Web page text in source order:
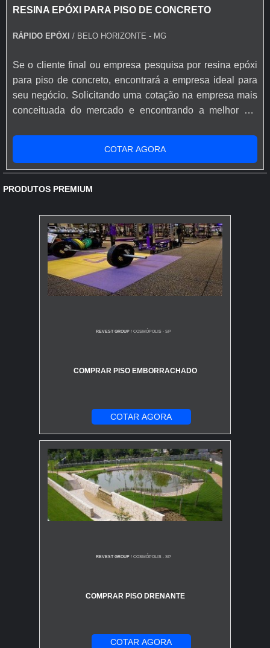
RESINA EPÓXI PARA PISO DE CONCRETO
RÁPIDO EPÓXI / BELO HORIZONTE - MG
Se o cliente final ou empresa pesquisa por resina epóxi
para piso de concreto, encontrará a empresa ideal para
seu negócio. Solicitando uma cotação na empresa mais
conceituada do mercado e encontrando a melhor em
resina epóxi para piso de concreto, com os profissionais
especializados da Rápido Epóxi o cliente conseguirá
proteção com comprometimento com o resultado dos
clientes.MAIS SOBRE...
COTAR AGORA
PRODUTOS PREMIUM
REVEST GROUP/ COSMÓPOLIS - SP
COMPRAR PISO EMBORRACHADO
COTAR AGORA
REVEST GROUP/ COSMÓPOLIS - SP
COMPRAR PISO DRENANTE
COTAR AGORA